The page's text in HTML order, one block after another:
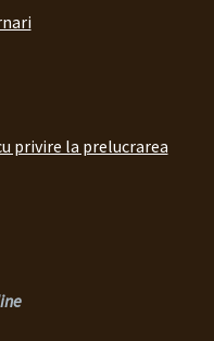
privire la prelucrarea